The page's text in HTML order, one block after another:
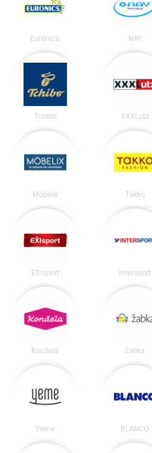
Euronics NAY
Tchibo XXXLutz
Möbelix Takko
EXIsport Intersport
Kondela Žabka
Yeme BLANCO